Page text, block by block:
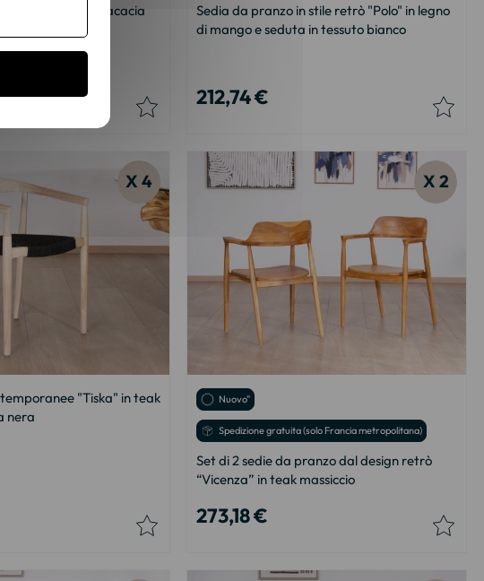
"Conoa" in acacia
Sedia da pranzo in stile retrò "Polo" in legno
di mango e seduta in tessuto bianco
212,74 €
X 4
"Tiska" in teak
nera
X 2
Nuovo"
Spedizione gratuita (solo Francia metropolitana)
Set di 2 sedie da pranzo dal design retrò
“Vicenza” in teak massiccio
273,18 €